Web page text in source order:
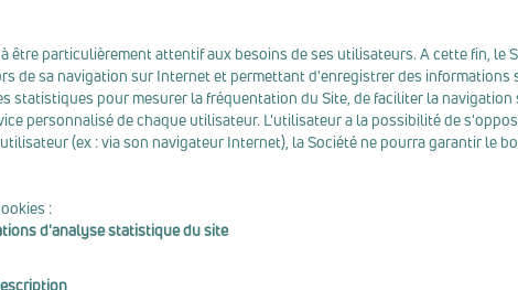
être particulièrement attentif aux besoins de ses utilisateurs. A cette fin,
de sa navigation sur Internet et permettant d'enregistrer des
statistiques pour mesurer la fréquentation du Site, de faciliter la
personnalisé de chaque utilisateur. L'utilisateur a la possibilité de
(ex : via son navigateur Internet), la Société ne pourra garantir le
:
d'analyse statistique du site